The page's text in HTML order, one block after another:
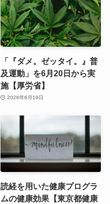
「『ダメ。ゼッタイ。』普
及運動」を6月20日から実
施【厚労省】
2026年6月19日
読経を用いた健康プログラ
ムの健康効果【東京都健康